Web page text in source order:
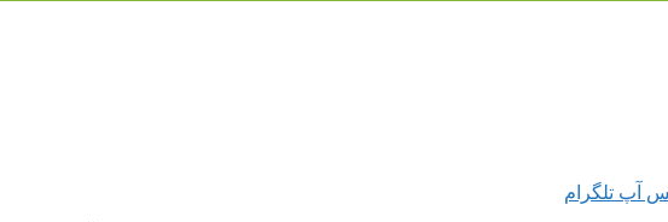
آپ تلگرام